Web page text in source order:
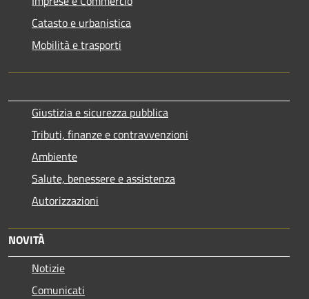
Catasto e urbanistica
Mobilità e trasporti
Giustizia e sicurezza pubblica
Tributi, finanze e contravvenzioni
Ambiente
Salute, benessere e assistenza
Autorizzazioni
NOVITÀ
Notizie
Comunicati